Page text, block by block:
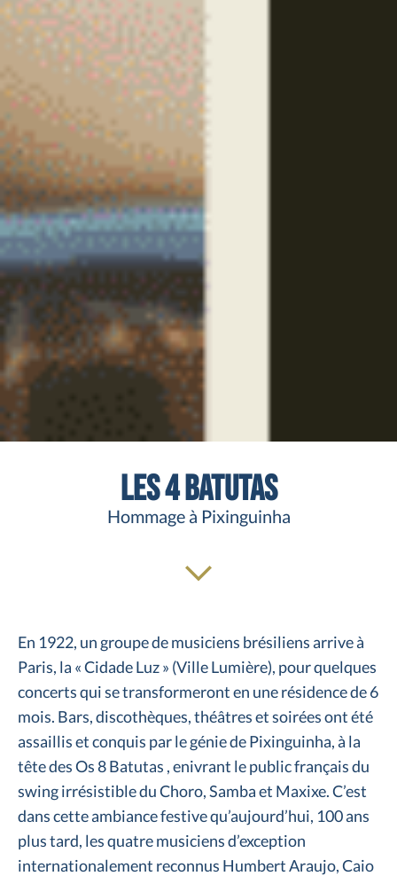
Les 4 Batutas
Hommage à Pixinguinha
En 1922, un groupe de musiciens brésiliens arrive à
Paris, la « Cidade Luz » (Ville Lumière), pour quelques
concerts qui se transformeront en une résidence de 6
mois. Bars, discothèques, théâtres et soirées ont été
assaillis et conquis par le génie de Pixinguinha, à la
tête des Os 8 Batutas , enivrant le public français du
swing irrésistible du Choro, Samba et Maxixe. C’est
dans cette ambiance festive qu’aujourd’hui, 100 ans
plus tard, les quatre musiciens d’exception
internationalement reconnus Humbert Araujo, Caio